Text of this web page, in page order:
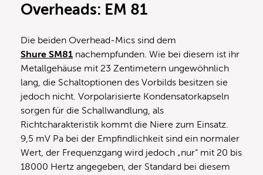
Overheads: EM 81
Die beiden Overhead-Mics sind dem
Shure SM81 nachempfunden. Wie bei diesem ist ihr
Metallgehäuse mit 23 Zentimetern ungewöhnlich
lang, die Schaltoptionen des Vorbilds besitzen sie
jedoch nicht. Vorpolarisierte Kondensatorkapseln
sorgen für die Schallwandlung, als
Richtcharakteristik kommt die Niere zum Einsatz.
9,5 mV Pa bei der Empfindlichkeit sind ein normaler
Wert, der Frequenzgang wird jedoch „nur“ mit 20 bis
18000 Hertz angegeben, der Standard bei diesem